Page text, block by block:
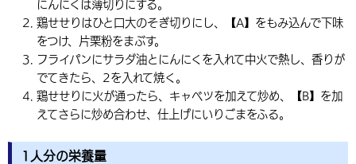
にんにくは薄切りにする。
鶏せせりはひと口大のそぎ切りにし、【A】をもみ込んで下味
をつけ、片栗粉をまぶす。
フライパンにサラダ油とにんにくを入れて中火で熱し、香りが
でてきたら、2を入れて焼く。
鶏せせりに火が通ったら、キャベツを加えて炒め、【B】を加
えてさらに炒め合わせ、仕上げにいりごまをふる。
1人分の栄養量